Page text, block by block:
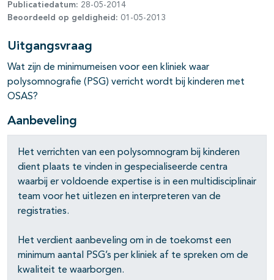
Publicatiedatum: 28-05-2014
Beoordeeld op geldigheid: 01-05-2013
Uitgangsvraag
Wat zijn de minimumeisen voor een kliniek waar
polysomnografie (PSG) verricht wordt bij kinderen met
OSAS?
Aanbeveling
Het verrichten van een polysomnogram bij kinderen
dient plaats te vinden in gespecialiseerde centra
waarbij er voldoende expertise is in een multidisciplinair
team voor het uitlezen en interpreteren van de
registraties.
Het verdient aanbeveling om in de toekomst een
minimum aantal PSG’s per kliniek af te spreken om de
kwaliteit te waarborgen.